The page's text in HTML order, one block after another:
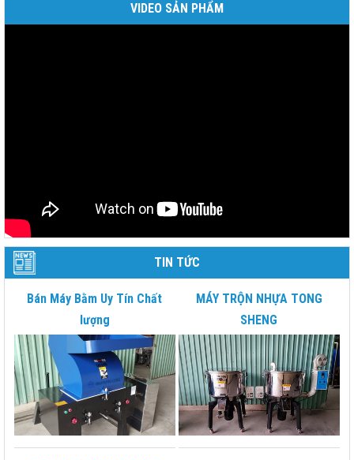
VIDEO SẢN PHẨM
TIN TỨC
Bán Máy Bằm Uy Tín Chất
lượng
MÁY TRỘN NHỰA TONG
SHENG